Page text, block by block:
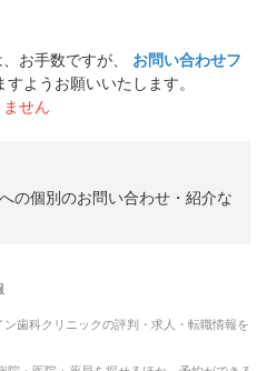
お手数ですが、
お問い合わせフ
ようお願いいたします。
せん
の個別のお問い合わせ・紹介な
ン歯科クリニックの評判・求人・転職情報を